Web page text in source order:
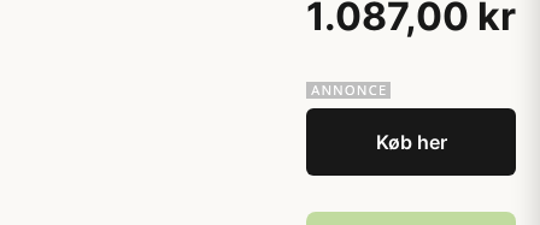
1.087,00 kr
Køb her